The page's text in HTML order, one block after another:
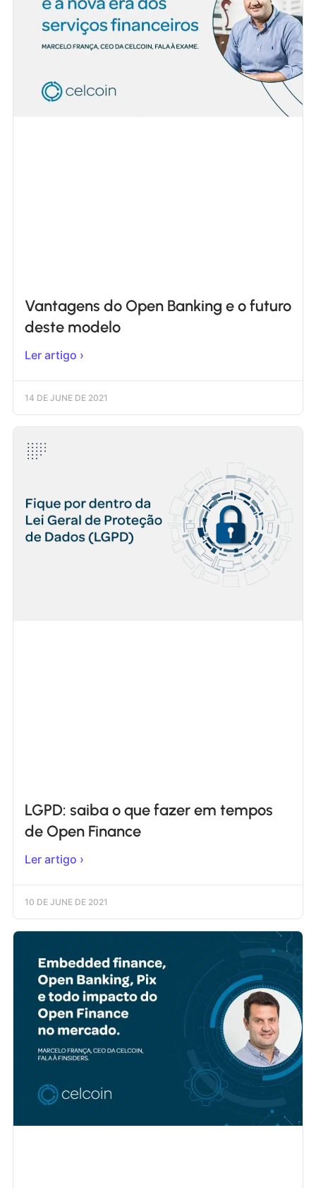
Vantagens do Open Banking e o futuro
deste modelo
Ler artigo ›
14 DE JUNE DE 2021
LGPD: saiba o que fazer em tempos
de Open Finance
Ler artigo ›
10 DE JUNE DE 2021